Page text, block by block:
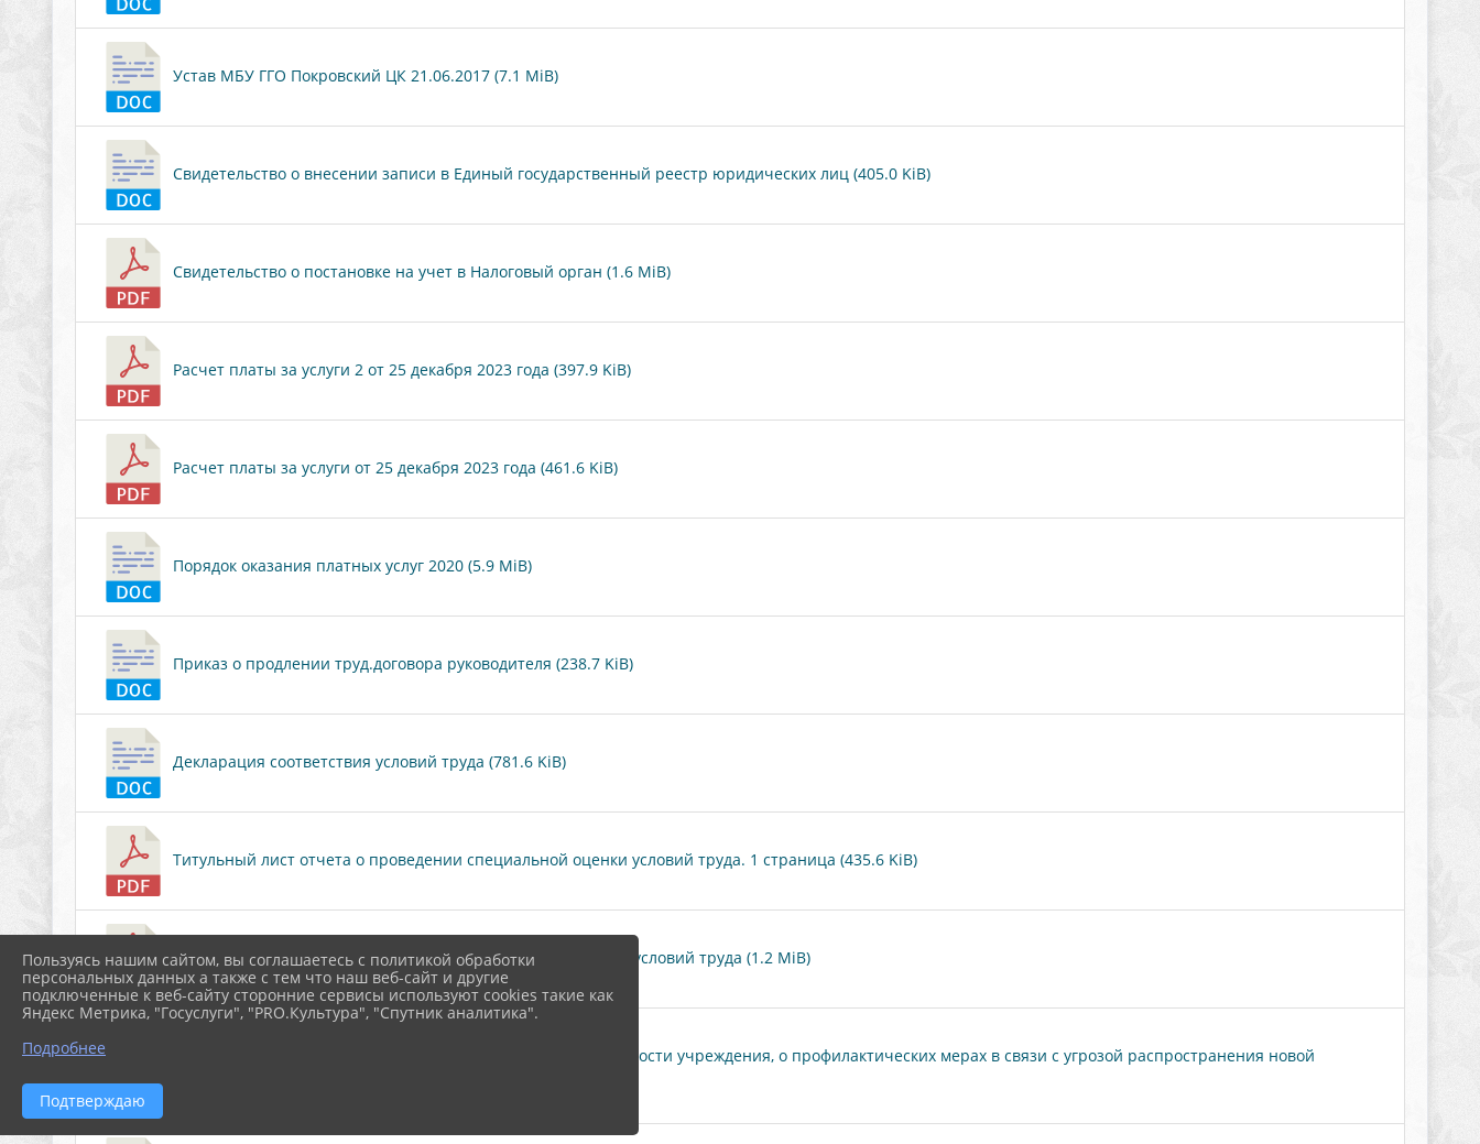
Устав МБУ ГГО Покровский ЦК 21.06.2017 (7.1 MiB)
Свидетельство о внесении записи в Единый государственный реестр юридических лиц (405.0 KiB)
Свидетельство о постановке на учет в Налоговый орган (1.6 MiB)
Расчет платы за услуги 2 от 25 декабря 2023 года (397.9 KiB)
Расчет платы за услуги от 25 декабря 2023 года (461.6 KiB)
Порядок оказания платных услуг 2020 (5.9 MiB)
Приказ о продлении труд.договора руководителя (238.7 KiB)
Декларация соответствия условий труда (781.6 KiB)
Титульный лист отчета о проведении специальной оценки условий труда. 1 страница (435.6 KiB)
Заключение эксперта по результатам специальной оценки условий труда (1.2 MiB)
Приказ об организации работы по возобновлению деятельности учреждения, о профилактических мерах в связи с угрозой распространения новой
коронавирусной инфекции, вызванной COVID-19 (1.6 MiB)
Пользуясь нашим сайтом, вы соглашаетесь с политикой обработки
персональных данных а также с тем что наш веб-сайт и другие
подключенные к веб-сайту сторонние сервисы используют cookies такие как
Яндекс Метрика, "Госуслуги", "PRO.Культура", "Спутник аналитика".
Подробнее
Подтверждаю